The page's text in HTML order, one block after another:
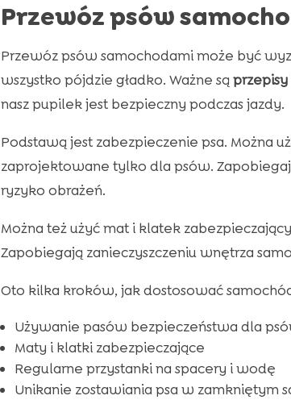
Przewóz psów
Przewóz psów samochodami może być
wszystko pójdzie gładko. Ważne są
nasz pupilek jest bezpieczny podczas jazdy.
Podstawą jest zabezpieczenie psa. Można
zaprojektowane tylko dla psów.
ryzyko obrażeń.
Można też użyć mat i klatek
Zapobiegają zanieczyszczeniu wnętrza
Oto kilka kroków, jak dostosować
Używanie pasów bezpieczeństwa dla
Maty i klatki zabezpieczające
Regularne przystanki na spacery i wodę
Unikanie zostawiania psa w zamkniętym